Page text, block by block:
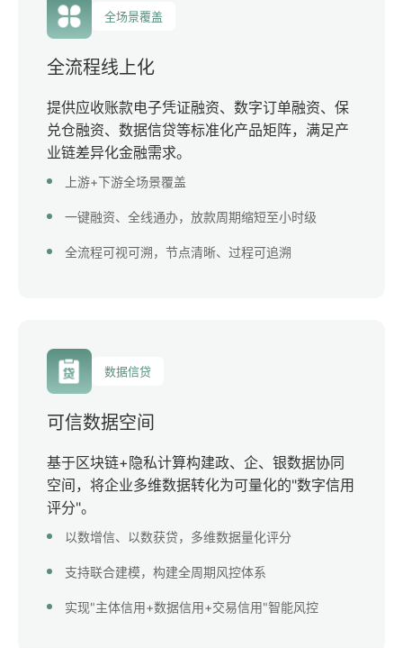
全场景覆盖
全流程线上化
提供应收账款电子凭证融资、数字订单融资、保
兑仓融资、数据信贷等标准化产品矩阵，满足产
业链差异化金融需求。
上游+下游全场景覆盖
一键融资、全线通办，放款周期缩短至小时级
全流程可视可溯，节点清晰、过程可追溯
数据信贷
可信数据空间
基于区块链+隐私计算构建政、企、银数据协同
空间，将企业多维数据转化为可量化的"数字信用
评分"。
以数增信、以数获贷，多维数据量化评分
支持联合建模，构建全周期风控体系
实现"主体信用+数据信用+交易信用"智能风控